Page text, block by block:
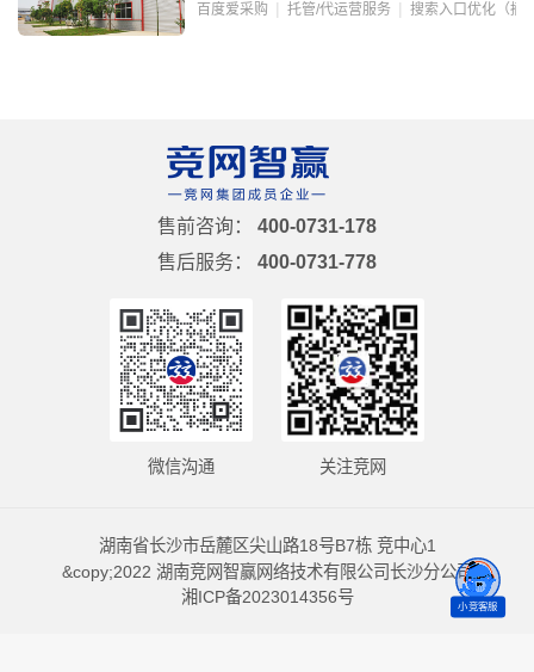
百度爱采购 托管/代运营服务 搜索入口优化（摘
售前咨询：
400-0731-178
售后服务：
400-0731-778
微信沟通 关注竞网
湖南省长沙市岳麓区尖山路18号B7栋 竞中心1
&copy;2022 湖南竞网智赢网络技术有限公司长沙分公司
湘ICP备2023014356号
小竞客服